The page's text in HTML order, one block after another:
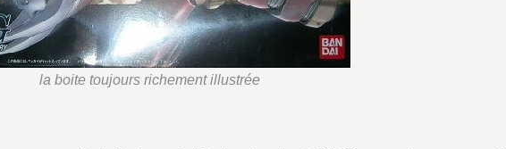
la boite toujours richement illustrée